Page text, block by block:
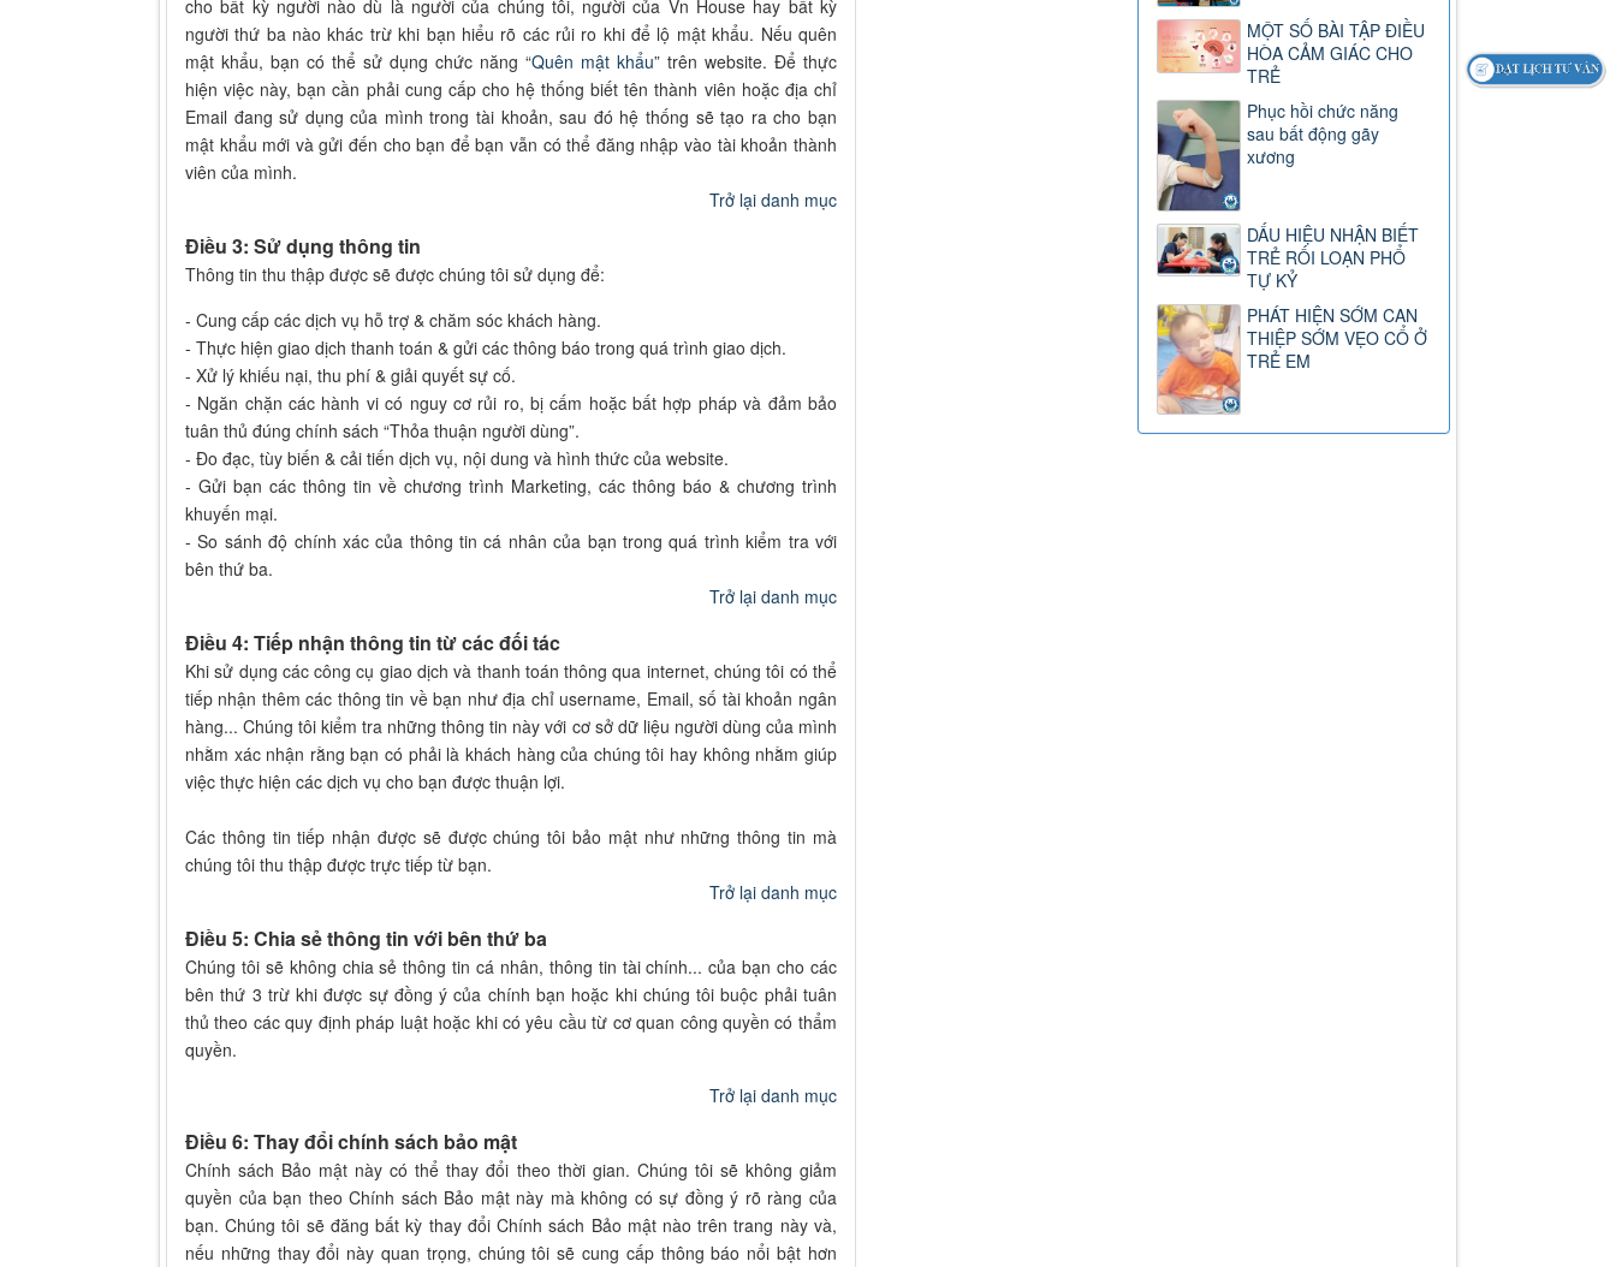
cho bất kỳ người nào dù là người của chúng tôi, người của Vn House hay bất kỳ
người thứ ba nào khác trừ khi bạn hiểu rõ các rủi ro khi để lộ mật khẩu. Nếu quên
mật khẩu, bạn có thể sử dụng chức năng “Quên mật khẩu” trên website. Để thực
hiện việc này, bạn cần phải cung cấp cho hệ thống biết tên thành viên hoặc địa chỉ
Email đang sử dụng của mình trong tài khoản, sau đó hệ thống sẽ tạo ra cho bạn
mật khẩu mới và gửi đến cho bạn để bạn vẫn có thể đăng nhập vào tài khoản thành
viên của mình.
Trở lại danh mục
Điều 3: Sử dụng thông tin
Thông tin thu thập được sẽ được chúng tôi sử dụng để:
- Cung cấp các dịch vụ hỗ trợ & chăm sóc khách hàng.
- Thực hiện giao dịch thanh toán & gửi các thông báo trong quá trình giao dịch.
- Xử lý khiếu nại, thu phí & giải quyết sự cố.
- Ngăn chặn các hành vi có nguy cơ rủi ro, bị cấm hoặc bất hợp pháp và đảm bảo
tuân thủ đúng chính sách “Thỏa thuận người dùng”.
- Đo đạc, tùy biến & cải tiến dịch vụ, nội dung và hình thức của website.
- Gửi bạn các thông tin về chương trình Marketing, các thông báo & chương trình
khuyến mại.
- So sánh độ chính xác của thông tin cá nhân của bạn trong quá trình kiểm tra với
bên thứ ba.
Trở lại danh mục
Điều 4: Tiếp nhận thông tin từ các đối tác
Khi sử dụng các công cụ giao dịch và thanh toán thông qua internet, chúng tôi có thể
tiếp nhận thêm các thông tin về bạn như địa chỉ username, Email, số tài khoản ngân
hàng... Chúng tôi kiểm tra những thông tin này với cơ sở dữ liệu người dùng của mình
nhằm xác nhận rằng bạn có phải là khách hàng của chúng tôi hay không nhằm giúp
việc thực hiện các dịch vụ cho bạn được thuận lợi.
Các thông tin tiếp nhận được sẽ được chúng tôi bảo mật như những thông tin mà
chúng tôi thu thập được trực tiếp từ bạn.
Trở lại danh mục
Điều 5: Chia sẻ thông tin với bên thứ ba
Chúng tôi sẽ không chia sẻ thông tin cá nhân, thông tin tài chính... của bạn cho các
bên thứ 3 trừ khi được sự đồng ý của chính bạn hoặc khi chúng tôi buộc phải tuân
thủ theo các quy định pháp luật hoặc khi có yêu cầu từ cơ quan công quyền có thẩm
quyền.
Trở lại danh mục
Điều 6: Thay đổi chính sách bảo mật
Chính sách Bảo mật này có thể thay đổi theo thời gian. Chúng tôi sẽ không giảm
quyền của bạn theo Chính sách Bảo mật này mà không có sự đồng ý rõ ràng của
bạn. Chúng tôi sẽ đăng bất kỳ thay đổi Chính sách Bảo mật nào trên trang này và,
nếu những thay đổi này quan trọng, chúng tôi sẽ cung cấp thông báo nổi bật hơn
MỘT SỐ BÀI TẬP ĐIỀU
HÒA CẢM GIÁC CHO
TRẺ
Phục hồi chức năng
sau bất động gãy
xương
DẤU HIỆU NHẬN BIẾT
TRẺ RỐI LOẠN PHỔ
TỰ KỶ
PHÁT HIỆN SỚM CAN
THIỆP SỚM VẸO CỔ Ở
TRẺ EM